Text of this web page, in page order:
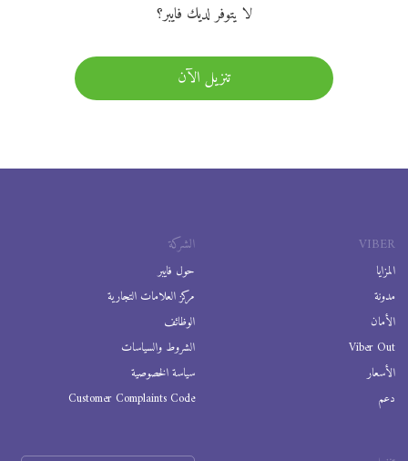
لا يتوفر لديك فايبر؟
تنزيل الآن
VIBER
المزايا
مدونة
الأمان
Viber Out
الأسعار
دعم
الشركة
حول فايبر
مركز العلامات التجارية
الوظائف
الشروط والسياسات
سياسة الخصوصية
Customer Complaints Code